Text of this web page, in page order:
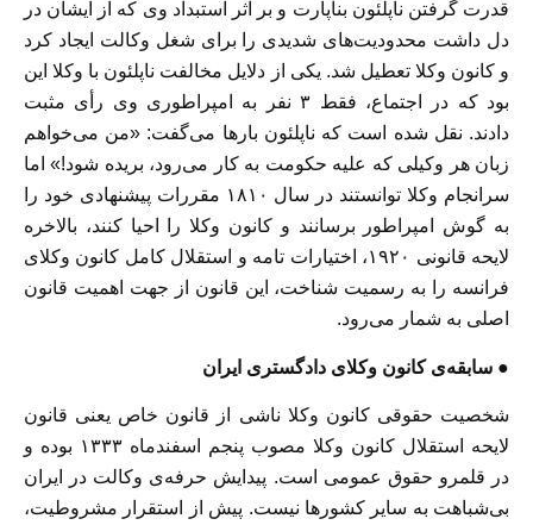
قدرت گرفتن ناپلئون بناپارت و بر اثر استبداد وی که از ایشان در
دل داشت محدودیت‌های شدیدی را برای شغل وکالت ایجاد کرد
و کانون وکلا تعطیل شد. یکی از دلایل مخالفت ناپلئون با وکلا این
بود که در اجتماع، فقط ۳ نفر به امپراطوری وی رأی مثبت
دادند. نقل شده است که ناپلئون بارها می‌گفت: «من می‌خواهم
زبان هر وکیلی که علیه حکومت به کار می‌رود، بریده شود!» اما
سرانجام وکلا توانستند در سال ۱۸۱۰ مقررات پیشنهادی خود را
به گوش امپراطور برسانند و کانون وکلا را احیا کنند، بالاخره
لایحه قانونی ۱۹۲۰، اختیارات تامه و استقلال کامل کانون وکلای
فرانسه را به رسمیت شناخت، این قانون از جهت اهمیت قانون
اصلی به شمار می‌رود.
● سابقه‌ی کانون وکلای دادگستری ایران
شخصیت حقوقی کانون وکلا ناشی از قانون خاص یعنی قانون
لایحه استقلال کانون وکلا مصوب پنجم اسفندماه ۱۳۳۳ بوده و
در قلمرو حقوق عمومی است. پیدایش حرفه‌ی وکالت در ایران
بی‌شباهت به سایر کشورها نیست. پیش از استقرار مشروطیت،